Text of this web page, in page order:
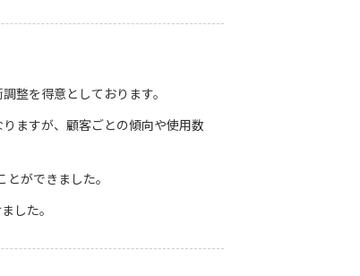
整を得意としております。
ますが、顧客ごとの傾向や使用数
とができました｡
した。